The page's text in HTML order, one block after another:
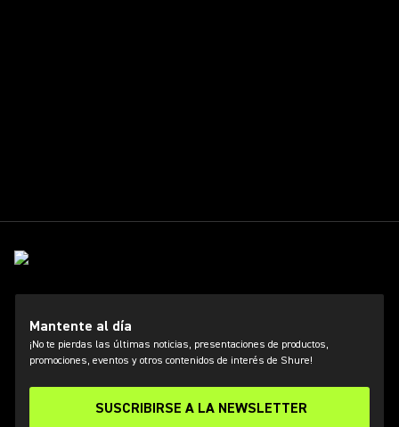
Mantente al día
¡No te pierdas las últimas noticias, presentaciones de productos,
promociones, eventos y otros contenidos de interés de Shure!
SUSCRIBIRSE A LA NEWSLETTER